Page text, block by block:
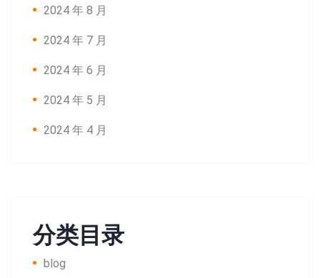
2024 年 8 月
2024 年 7 月
2024 年 6 月
2024 年 5 月
2024 年 4 月
分类目录
blog